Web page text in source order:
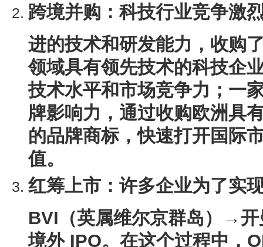
跨境并购 ：科技行业竞争激
进的技术和研发能力，收购
领域具有领先技术的科技企
技术水平和市场竞争力；一
牌影响力，通过收购欧洲具
的品牌商标，快速打开国际
值。
红筹上市 ：许多企业为了实
BVI（英属维尔京群岛）→
境外 IPO。在这个过程中，